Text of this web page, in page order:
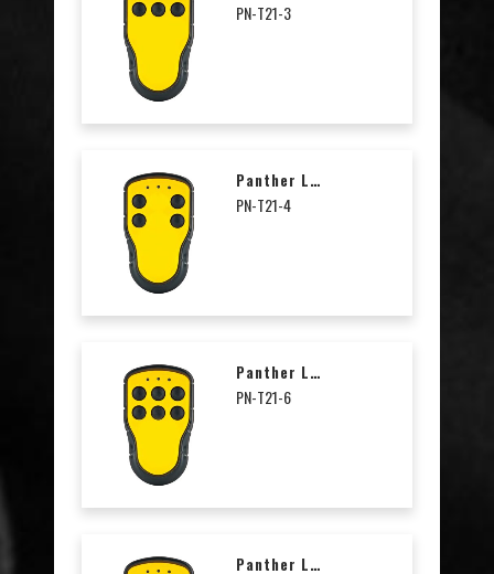
PN-T21-3
Panther Lähetin, 4 Painiketta
PN-T21-4
Panther Lähetin, 6 Painiketta
PN-T21-6
Panther Lähetin, 8 Painiketta